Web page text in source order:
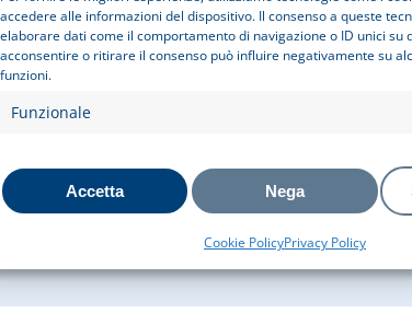
accedere alle informazioni del dispositivo. Il consenso a queste
elaborare dati come il comportamento di navigazione o ID unici su
acconsentire o ritirare il consenso può influire negativamente su
funzioni.
Funzionale
Accetta Nega
Cookie PolicyPrivacy Policy
Contatti
Seguici su